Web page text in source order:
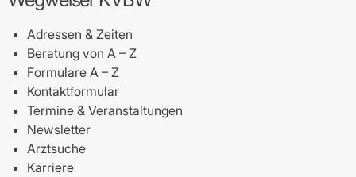
Adressen & Zeiten
Beratung von A – Z
Formulare A – Z
Kontaktformular
Termine & Veranstaltungen
Newsletter
Arztsuche
Karriere